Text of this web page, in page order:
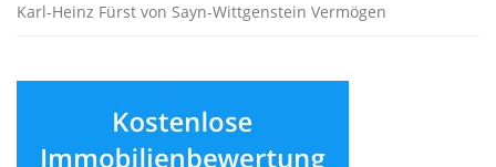
Karl-Heinz Fürst von Sayn-Wittgenstein Vermögen